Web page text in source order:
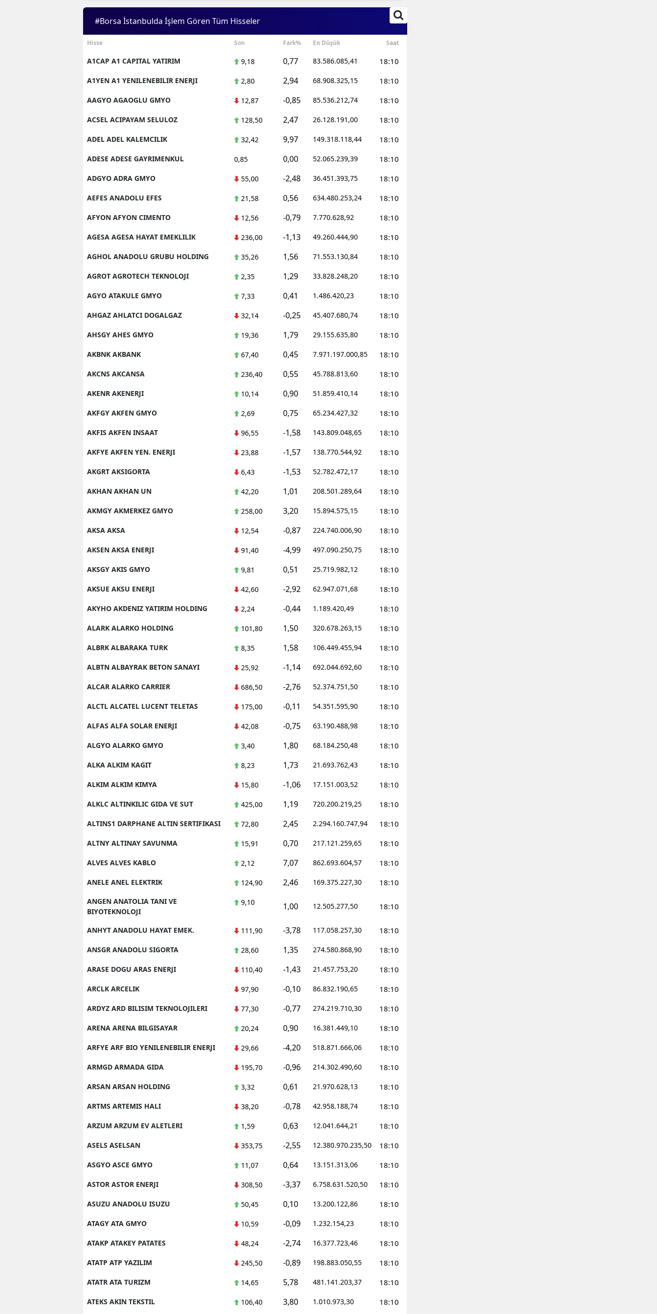
Edirne
İstanbul
İzmir
Kars
Kastamonu
Kayseri
Kırklareli
Kırşehir
Kocaeli
Konya
Kütahya
Malatya
Manisa
Kahramanmaraş
Mardin
Muğla
Muş
Nevşehir
Niğde
Ordu
Rize
Sakarya
Samsun
Aksaray
Bayburt
Karaman
Kırıkkale
Batman
Şırnak
#Borsa İstanbulda İşlem Gören Tüm Hisseler
Hisse Son Fark% En Düşük Saat
A1CAP A1 CAPITAL YATIRIM 9,18 0,77 83.586.085,41 18:10
A1YEN A1 YENILENEBILIR ENERJI 2,80 2,94 68.908.325,15 18:10
AAGYO AGAOGLU GMYO 12,87 -0,85 85.536.212,74 18:10
ACSEL ACIPAYAM SELULOZ 128,50 2,47 26.128.191,00 18:10
ADEL ADEL KALEMCILIK 32,42 9,97 149.318.118,44 18:10
ADESE ADESE GAYRIMENKUL 0,85 0,00 52.065.239,39 18:10
ADGYO ADRA GMYO 55,00 -2,48 36.451.393,75 18:10
AEFES ANADOLU EFES 21,58 0,56 634.480.253,24 18:10
AFYON AFYON CIMENTO 12,56 -0,79 7.770.628,92 18:10
AGESA AGESA HAYAT EMEKLILIK 236,00 -1,13 49.260.444,90 18:10
AGHOL ANADOLU GRUBU HOLDING 35,26 1,56 71.553.130,84 18:10
AGROT AGROTECH TEKNOLOJI 2,35 1,29 33.828.248,20 18:10
AGYO ATAKULE GMYO 7,33 0,41 1.486.420,23 18:10
AHGAZ AHLATCI DOGALGAZ 32,14 -0,25 45.407.680,74 18:10
AHSGY AHES GMYO 19,36 1,79 29.155.635,80 18:10
AKBNK AKBANK 67,40 0,45 7.971.197.000,85 18:10
AKCNS AKCANSA 236,40 0,55 45.788.813,60 18:10
AKENR AKENERJI 10,14 0,90 51.859.410,14 18:10
AKFGY AKFEN GMYO 2,69 0,75 65.234.427,32 18:10
AKFIS AKFEN INSAAT 96,55 -1,58 143.809.048,65 18:10
AKFYE AKFEN YEN. ENERJI 23,88 -1,57 138.770.544,92 18:10
AKGRT AKSIGORTA 6,43 -1,53 52.782.472,17 18:10
AKHAN AKHAN UN 42,20 1,01 208.501.289,64 18:10
AKMGY AKMERKEZ GMYO 258,00 3,20 15.894.575,15 18:10
AKSA AKSA 12,54 -0,87 224.740.006,90 18:10
AKSEN AKSA ENERJI 91,40 -4,99 497.090.250,75 18:10
AKSGY AKIS GMYO 9,81 0,51 25.719.982,12 18:10
AKSUE AKSU ENERJI 42,60 -2,92 62.947.071,68 18:10
AKYHO AKDENIZ YATIRIM HOLDING 2,24 -0,44 1.189.420,49 18:10
ALARK ALARKO HOLDING 101,80 1,50 320.678.263,15 18:10
ALBRK ALBARAKA TURK 8,35 1,58 106.449.455,94 18:10
ALBTN ALBAYRAK BETON SANAYI 25,92 -1,14 692.044.692,60 18:10
ALCAR ALARKO CARRIER 686,50 -2,76 52.374.751,50 18:10
ALCTL ALCATEL LUCENT TELETAS 175,00 -0,11 54.351.595,90 18:10
ALFAS ALFA SOLAR ENERJI 42,08 -0,75 63.190.488,98 18:10
ALGYO ALARKO GMYO 3,40 1,80 68.184.250,48 18:10
ALKA ALKIM KAGIT 8,23 1,73 21.693.762,43 18:10
ALKIM ALKIM KIMYA 15,80 -1,06 17.151.003,52 18:10
ALKLC ALTINKILIC GIDA VE SUT 425,00 1,19 720.200.219,25 18:10
ALTINS1 DARPHANE ALTIN SERTIFIKASI 72,80 2,45 2.294.160.747,94 18:10
ALTNY ALTINAY SAVUNMA 15,91 0,70 217.121.259,65 18:10
ALVES ALVES KABLO 2,12 7,07 862.693.604,57 18:10
ANELE ANEL ELEKTRIK 124,90 2,46 169.375.227,30 18:10
ANGEN ANATOLIA TANI VE
BIYOTEKNOLOJI
9,10 1,00 12.505.277,50 18:10
ANHYT ANADOLU HAYAT EMEK. 111,90 -3,78 117.058.257,30 18:10
ANSGR ANADOLU SIGORTA 28,60 1,35 274.580.868,90 18:10
ARASE DOGU ARAS ENERJI 110,40 -1,43 21.457.753,20 18:10
ARCLK ARCELIK 97,90 -0,10 86.832.190,65 18:10
ARDYZ ARD BILISIM TEKNOLOJILERI 77,30 -0,77 274.219.710,30 18:10
ARENA ARENA BILGISAYAR 20,24 0,90 16.381.449,10 18:10
ARFYE ARF BIO YENILENEBILIR ENERJI 29,66 -4,20 518.871.666,06 18:10
ARMGD ARMADA GIDA 195,70 -0,96 214.302.490,60 18:10
ARSAN ARSAN HOLDING 3,32 0,61 21.970.628,13 18:10
ARTMS ARTEMIS HALI 38,20 -0,78 42.958.188,74 18:10
ARZUM ARZUM EV ALETLERI 1,59 0,63 12.041.644,21 18:10
ASELS ASELSAN 353,75 -2,55 12.380.970.235,50 18:10
ASGYO ASCE GMYO 11,07 0,64 13.151.313,06 18:10
ASTOR ASTOR ENERJI 308,50 -3,37 6.758.631.520,50 18:10
ASUZU ANADOLU ISUZU 50,45 0,10 13.200.122,86 18:10
ATAGY ATA GMYO 10,59 -0,09 1.232.154,23 18:10
ATAKP ATAKEY PATATES 48,24 -2,74 16.377.723,46 18:10
ATATP ATP YAZILIM 245,50 -0,89 198.883.050,55 18:10
ATATR ATA TURIZM 14,65 5,78 481.141.203,37 18:10
ATEKS AKIN TEKSTIL 106,40 3,80 1.010.973,30 18:10